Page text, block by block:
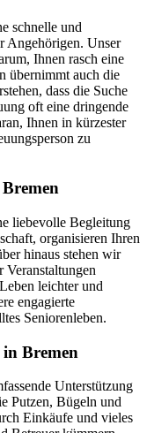
schnelle und
Angehörigen. Unser
Ihnen rasch eine
übernimmt auch die
dass die Suche
oft eine dringende
Ihnen in kürzester
zu
liebevolle Begleitung
organisieren Ihren
hinaus stehen wir
Veranstaltungen
leichter und
engagierte
Seniorenleben.
Bremen
Unterstützung
Putzen, Bügeln und
Einkäufe und vieles